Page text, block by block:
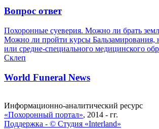
Вопрос ответ
Похоронные суеверия. Можно ли брать
Можно ли пройти курсы Бальзамирования,
или средне-специального медицинского
Склеп
World Funeral News
Информационно-аналитический ресурс
«Похоронный портал», 2014 - гг.
Поддержка - © Cтудия «Interland»